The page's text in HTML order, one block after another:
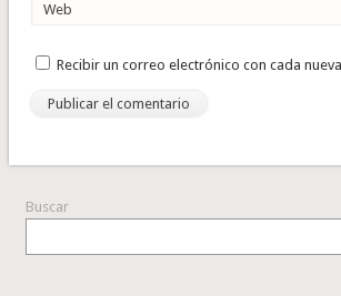
Web
Recibir un correo electrónico con cada
Buscar